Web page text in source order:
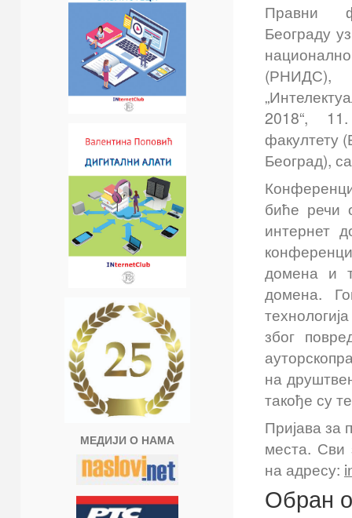
МЕДИЈИ О НАМА
Правни
Београду
(РНИДС),
2018“,
факултету
Београд),
биће речи
интернет
домена и
домена.
због
на
такође су
Пријава за
места. Сви
на адресу:
Обран